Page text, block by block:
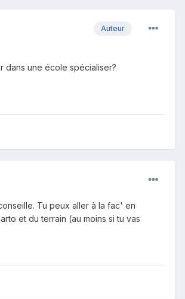
Auteur
dans une école spécialiser?
Tu peux aller à la fac' en
et du terrain (au moins si tu vas